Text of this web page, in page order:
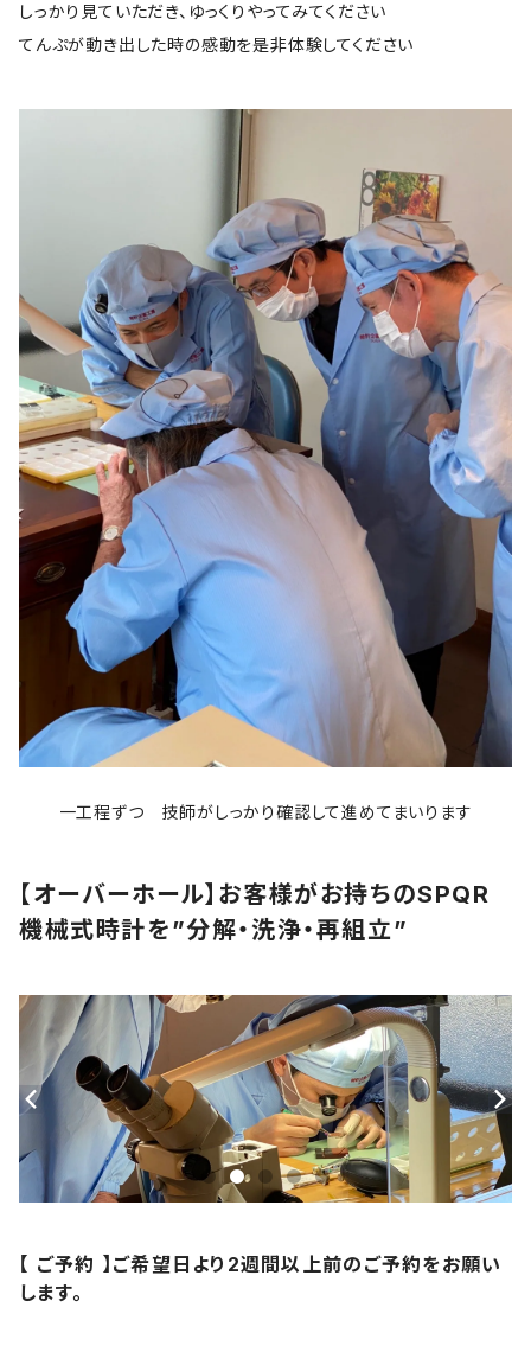
しっかり見ていただき、ゆっくりやってみてください
てんぷが動き出した時の感動を是非体験してください
一工程ずつ 技師がしっかり確認して進めてまいります
【オーバーホール】お客様がお持ちのSPQR
機械式時計を”分解・洗浄・再組立”
【 ご予約 】ご希望日より2週間以上前のご予約をお願い
します。